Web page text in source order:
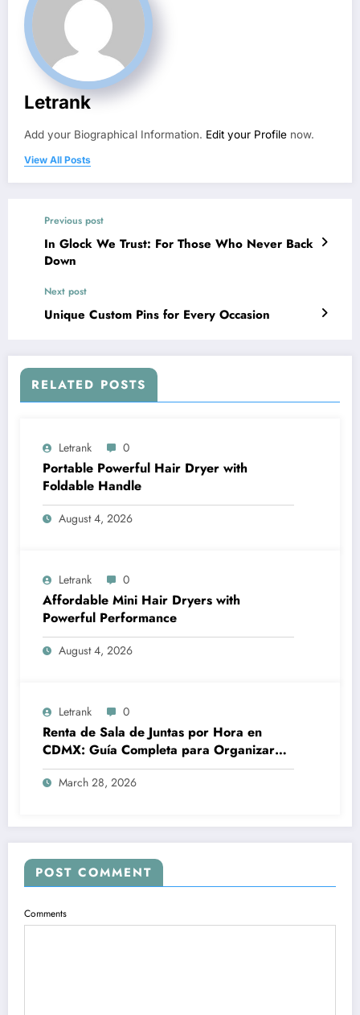
Letrank
Add your Biographical Information. Edit your Profile now.
View All Posts
Previous post
In Glock We Trust: For Those Who Never Back
Down
Next post
Unique Custom Pins for Every Occasion
RELATED POSTS
Letrank 0
Portable Powerful Hair Dryer with
Foldable Handle
August 4, 2026
Letrank 0
Affordable Mini Hair Dryers with
Powerful Performance
August 4, 2026
Letrank 0
Renta de Sala de Juntas por Hora en
CDMX: Guía Completa para Organizar
Reuniones Profesionales sin
Complicaciones
March 28, 2026
POST COMMENT
Comments